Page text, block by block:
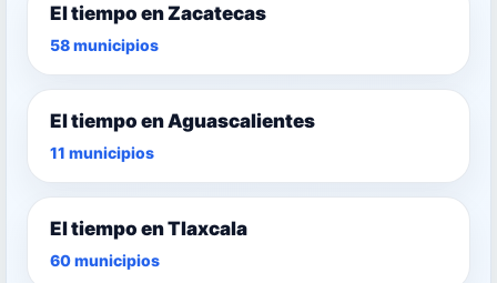
El tiempo en Zacatecas
58 municipios
El tiempo en Aguascalientes
11 municipios
El tiempo en Tlaxcala
60 municipios